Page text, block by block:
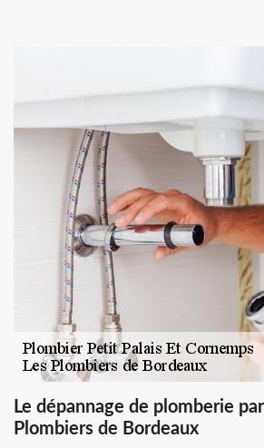
Le dépannage de plomberie
Plombiers de Bordeaux